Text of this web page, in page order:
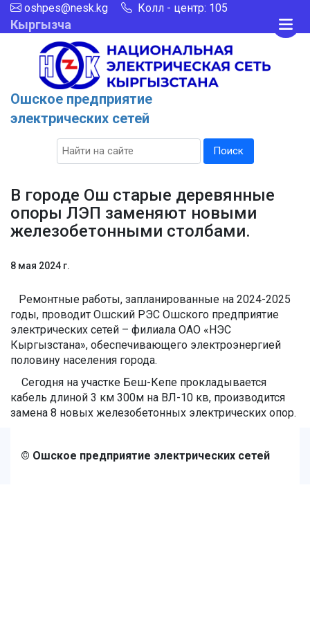
oshpes@nesk.kg Колл - центр: 105
Кыргызча
Ошское предприятие
электрических сетей
Поиск
В городе Ош старые деревянные
опоры ЛЭП заменяют новыми
железобетонными столбами.
8 мая 2024 г.
Ремонтные работы, запланированные на 2024-2025
годы, проводит Ошский РЭС Ошского предприятие
электрических сетей – филиала ОАО «НЭС
Кыргызстана», обеспечивающего электроэнергией
половину населения города.
Сегодня на участке Беш-Кепе прокладывается
кабель длиной 3 км 300м на ВЛ-10 кв, производится
замена 8 новых железобетонных электрических опор.
© Ошское предприятие электрических сетей